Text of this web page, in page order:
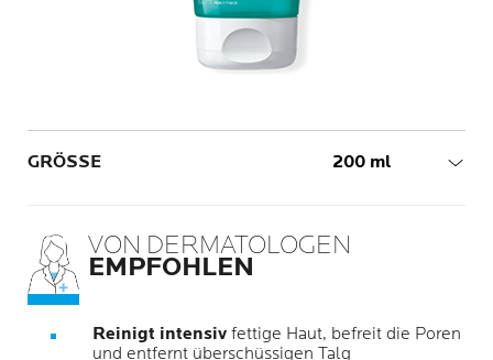
GRÖSSE Volume
200 ml
VON DERMATOLOGEN
EMPFOHLEN
Reinigt intensiv fettige Haut, befreit die Poren
und entfernt überschüssigen Talg